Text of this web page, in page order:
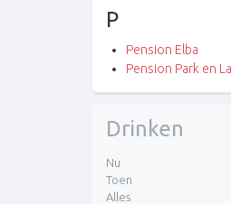
P
Pension Elba
Pension Park en
Drinken
Nu
Toen
Alles